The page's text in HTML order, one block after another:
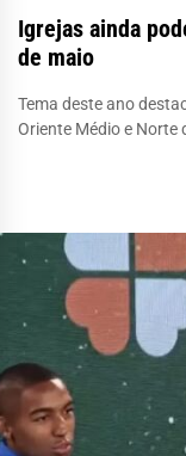
Igrejas ainda
de maio
Tema deste ano
Oriente Médio e Norte